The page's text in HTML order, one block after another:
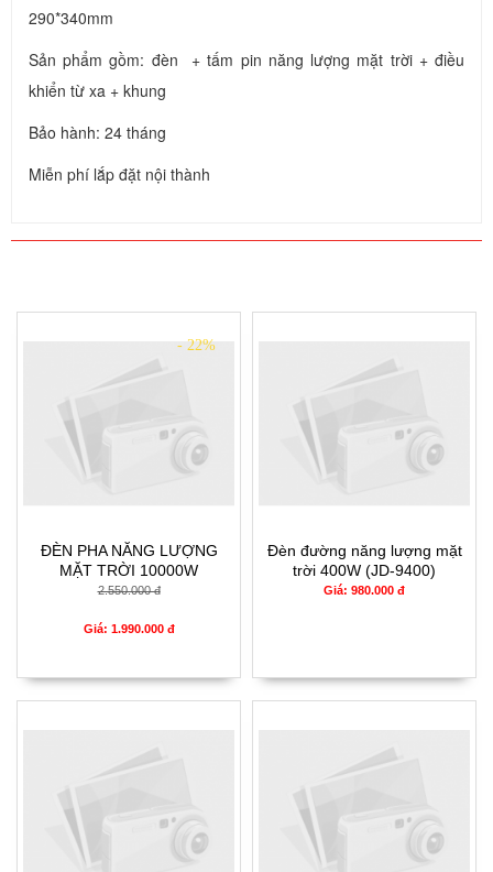
290*340mm
Sản phẩm gồm: đèn + tấm pin năng lượng mặt trời + điều
khiển từ xa + khung
Bảo hành: 24 tháng
Miễn phí lắp đặt nội thành
- 22%
ĐÈN PHA NĂNG LƯỢNG
MẶT TRỜI 10000W
2.550.000 đ
Giá: 1.990.000 đ
Đèn đường năng lượng mặt
trời 400W (JD-9400)
Giá: 980.000 đ